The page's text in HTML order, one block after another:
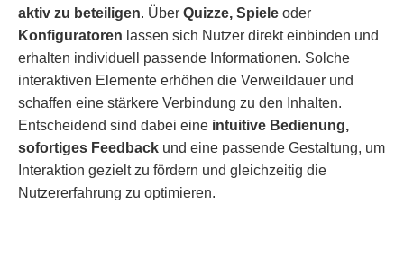
aktiv zu beteiligen. Über Quizze, Spiele oder
Konfiguratoren lassen sich Nutzer direkt einbinden und
erhalten individuell passende Informationen. Solche
interaktiven Elemente erhöhen die Verweildauer und
schaffen eine stärkere Verbindung zu den Inhalten.
Entscheidend sind dabei eine intuitive Bedienung,
sofortiges Feedback und eine passende Gestaltung, um
Interaktion gezielt zu fördern und gleichzeitig die
Nutzererfahrung zu optimieren.